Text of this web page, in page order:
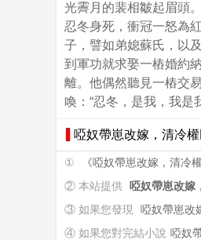
光霽月的裴相皺起眉頭
忍冬身死，衝冠一怒為
子，譬如弟媳蘇氏，以
到軍功就求娶一樁婚約
離。他偶然聽見一樁交
喚：“忍冬，是我，我是
啞奴帶崽改嫁，清冷
① 《啞奴帶崽改嫁，清冷
② 本站提供 啞奴帶崽改嫁
③ 如果您發現 啞奴帶崽改
④ 如果您對完結小說 啞奴